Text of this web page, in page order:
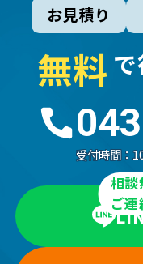
お見積り
無料
受付時間：
相談
ご連